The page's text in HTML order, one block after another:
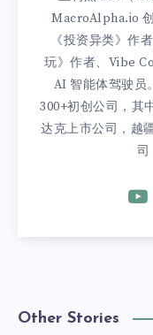
MacroAlpha.io
《投资异类》作
玩》作者、Vibe
AI 智能体驾驶员
300+初创公司，其
达克上市公司，越
司
Other Stories